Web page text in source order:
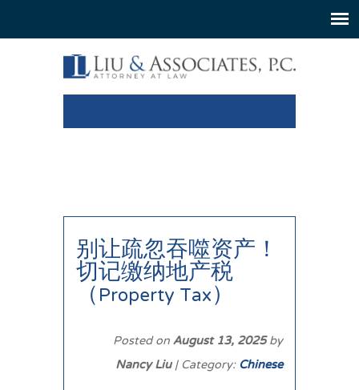
别让疏忽吞噬资产！
切记缴纳地产税
（Property Tax）
Posted onAugust 13, 2025by
Nancy Liu| Category:Chinese